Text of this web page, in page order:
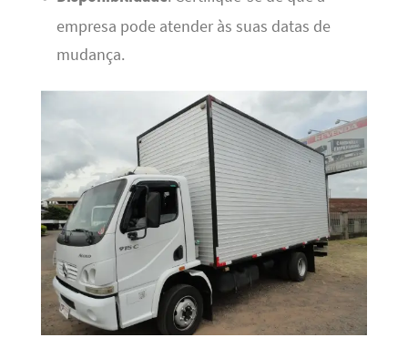
empresa pode atender às suas datas de
mudança.